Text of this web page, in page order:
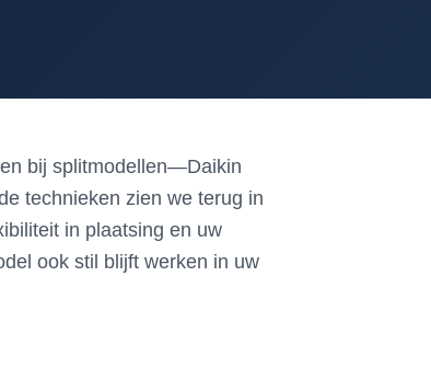
bij splitmodellen—Daikin
technieken zien we terug in
in plaatsing en uw
ook stil blijft werken in uw